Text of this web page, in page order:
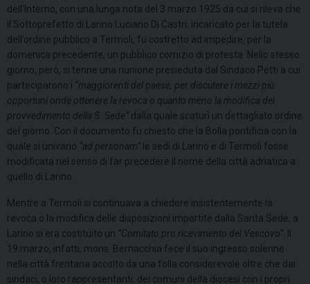
dell’Interno, con una lunga nota del 3 marzo 1925 da cui si rileva che
il Sottoprefetto di Larino Luciano Di Castri, incaricato per la tutela
dell’ordine pubblico a Termoli, fu costretto ad impedire, per la
domenica precedente, un pubblico comizio di protesta. Nello stesso
giorno, però, si tenne una riunione presieduta dal Sindaco Petti a cui
parteciparono i “maggiorenti del paese, per discutere i mezzi più
opportuni onde ottenere la revoca o quanto meno la modifica del
provvedimento della S. Sede” dalla quale scaturì un dettagliato ordine
del giorno. Con il documento fu chiesto che la Bolla pontificia con la
quale si univano “ad personam” le sedi di Larino e di Termoli fosse
modificata nel senso di far precedere il nome della città adriatica a
quello di Larino.
Mentre a Termoli si continuava a chiedere insistentemente la
revoca o la modifica delle disposizioni impartite dalla Santa Sede, a
Larino si era costituito un “Comitato pro ricevimento del Vescovo”
19 marzo, infatti, mons. Bernacchia fece il suo ingresso solenne
nella città frentana accolto da una folla considerevole oltre che dai
sindaci, o loro rappresentanti, dei comuni della diocesi con i propri